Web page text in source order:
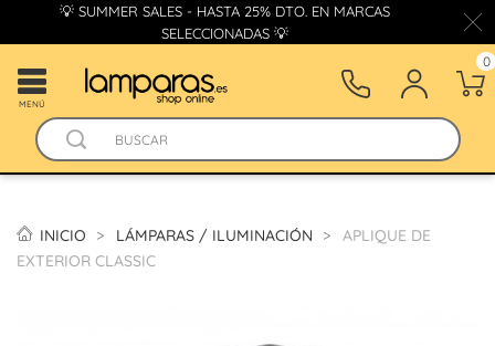
💡 SUMMER SALES - HASTA 25% DTO. EN MARCAS
SELECCIONADAS 💡
MENÚ
0
INICIO LÁMPARAS / ILUMINACIÓN
APLIQUE DE
EXTERIOR CLASSIC